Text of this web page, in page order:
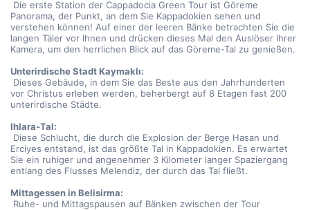
Panorama, der Punkt, an dem Sie Kappadokien sehen und
verstehen können! Auf einer der leeren Bänke betrachten Sie die
langen Täler vor Ihnen und drücken dieses Mal den Auslöser Ihrer
Kamera, um den herrlichen Blick auf das Göreme-Tal zu genießen.
Unterirdische Stadt Kaymaklı:
vor Christus erleben werden, beherbergt auf 8 Etagen fast 200
unterirdische Städte.
Ihlara-Tal:
Erciyes entstand, ist das größte Tal in Kappadokien. Es erwartet
Sie ein ruhiger und angenehmer 3 Kilometer langer Spaziergang
entlang des Flusses Melendiz, der durch das Tal fließt.
Mittagessen in Belisirma:
Ruhe- und Mittagspausen auf Bänken zwischen der Tour